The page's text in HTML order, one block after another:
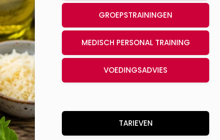
GROEPSTRAININGEN
MEDISCH PERSONAL TRAINING
VOEDINGSADVIES
TARIEVEN